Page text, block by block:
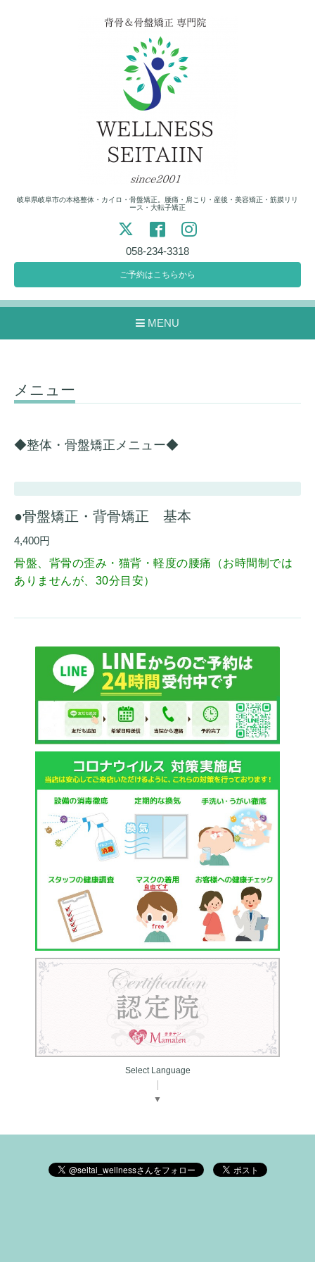
岐阜県岐阜市の本格整体・カイロ・骨盤矯正。腰痛・肩こり・産後・美容矯正・筋膜リリ
ース・大転子矯正
058-234-3318
ご予約はこちらから
MENU
メニュー
◆整体・骨盤矯正メニュー◆
●骨盤矯正・背骨矯正 基本
4,400円
骨盤、背骨の歪み・猫背・軽度の腰痛 （お時間制では
ありませんが、30分目安）
Select Language
▼